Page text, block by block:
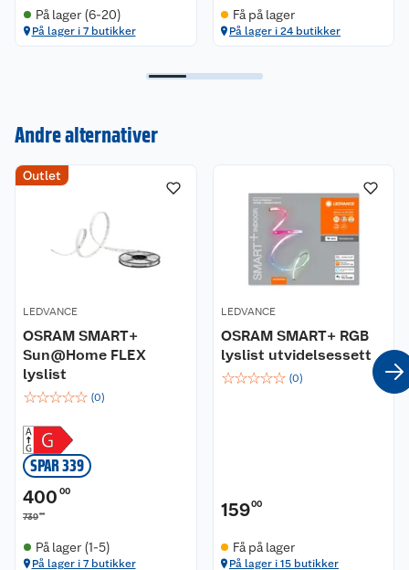
På lager (6-20)
På lager i 7 butikker
Få på lager
På lager i 24 butikker
Andre alternativer
Outlet
LEDVANCE
OSRAM SMART+
Sun@Home FLEX
lyslist
☆☆☆☆☆ (0)
SPAR 339
400 00
73900
På lager (1-5)
På lager i 7 butikker
LEDVANCE
OSRAM SMART+ RGB
lyslist utvidelsessett
☆☆☆☆☆ (0)
15900
Få på lager
På lager i 15 butikker
Våre butikker
Våre merkevarer
Coop kjeder
Ledige stillinger
Bærekraft
Kundeservice
Kontakt oss
Angre- og returrett
Reklamasjon og garanti
Ofte stilte spørsmål
Betalingsalternativer
Leveringsalternativer
Pakkesporing
Åpent kjøp
Coop medlem